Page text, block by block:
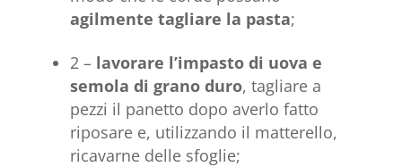
agilmente tagliare la pasta;
2 – lavorare l’impasto di uova e
semola di grano duro, tagliare a
pezzi il panetto dopo averlo fatto
riposare e, utilizzando il matterello,
ricavarne delle sfoglie;